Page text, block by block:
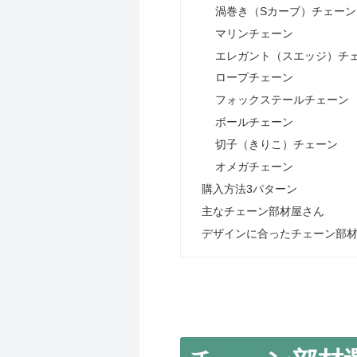
渦巻き（Sカーブ）チェーン
マリンチェーン
エレガント（スエッジ）チ
ロープチェーン
フォックステールチェーン
ボールチェーン
切子（きりこ）チェーン
オメガチェーン
購入方法3パターン
主なチェーン部材屋さん
デザインに合ったチェーン部